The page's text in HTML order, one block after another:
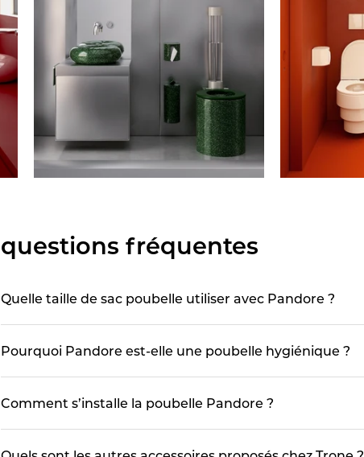
questions fréquentes
Quelle taille de sac poubelle utiliser avec Pandore ?
Pourquoi Pandore est-elle une poubelle hygiénique ?
Comment s’installe la poubelle Pandore ?